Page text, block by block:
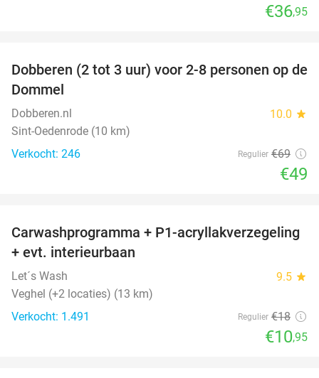
€36,95
29%
Dobberen (2 tot 3 uur) voor 2-8 personen op de
Dommel
Dobberen.nl 10.0 star
Sint-Oedenrode (10 km)
Verkocht: 246
Regulier €69
€49
39%
Carwashprogramma + P1-acryllakverzegeling
+ evt. interieurbaan
Let´s Wash 9.5 star
Veghel (+2 locaties) (13 km)
Verkocht: 1.491
Regulier €18
€10,95